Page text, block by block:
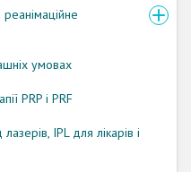
реанімаційне
умовах
PRP і PRF
IPL для лікарів і